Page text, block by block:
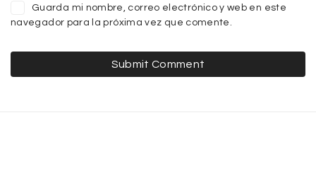
Guarda mi nombre, correo electrónico y web en este
navegador para la próxima vez que comente.